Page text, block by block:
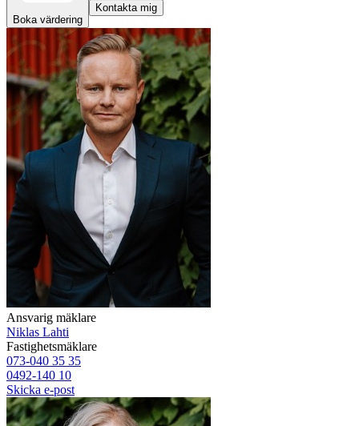
Boka värdering
Kontakta mig
Ansvarig mäklare
Niklas Lahti
Fastighetsmäklare
073-040 35 35
0492-140 10
Skicka e-post